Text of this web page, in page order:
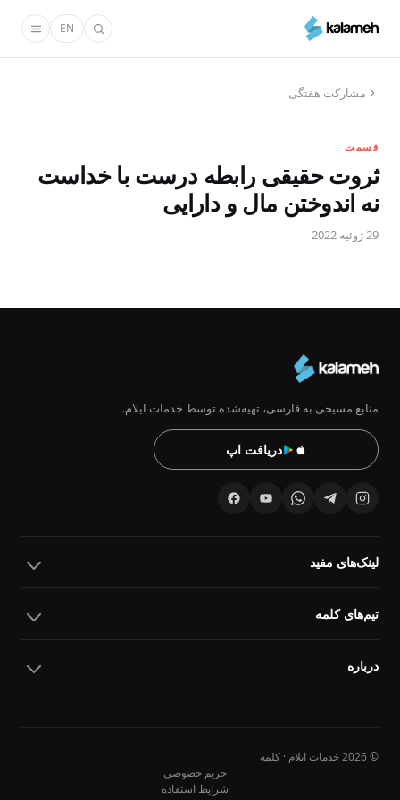
محتوای
EN
مشارکت هفتگی
قسمت
ثروت حقیقی رابطه درست با خداست
نه اندوختن مال و دارایی
29 ژوئیه 2022
منابع مسیحی به فارسی، تهیه‌شده توسط خدمات ایلام.
دریافت اپ
لینک‌های مفید
تیم‌های کلمه
درباره
© 2026 خدمات ایلام · کلمه
حریم خصوصی
شرایط استفاده